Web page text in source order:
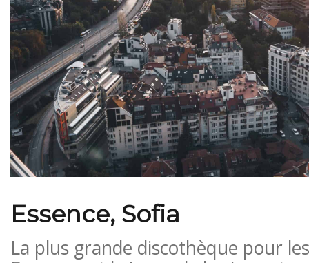
Essence, Sofia
La plus grande discothèque pour